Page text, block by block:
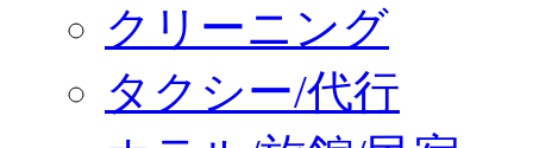
クリーニング
タクシー/代行